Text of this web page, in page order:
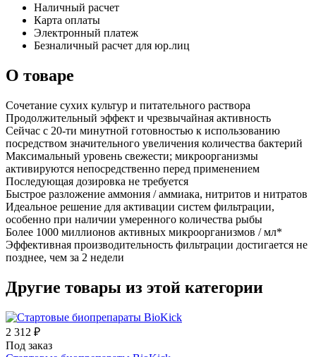
Наличный расчет
Карта оплаты
Электронный платеж
Безналичный расчет для юр.лиц
О товаре
Сочетание сухих культур и питательного раствора
Продолжительный эффект и чрезвычайная активность
Сейчас с 20-ти минутной готовностью к использованию
посредством значительного увеличения количества бактерий
Максимальный уровень свежести; микроорганизмы
активируются непосредственно перед применением
Последующая дозировка не требуется
Быстрое разложение аммония / аммиака, нитритов и нитратов
Идеальное решение для активации систем фильтрации,
особенно при наличии умеренного количества рыбы
Более 1000 миллионов активных микроорганизмов / мл*
Эффективная производительность фильтрации достигается не
позднее, чем за 2 недели
Другие товары из этой категории
2 312 ₽
Под заказ